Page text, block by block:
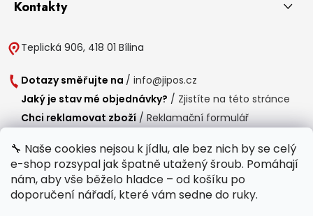
🔧 Naše cookies nejsou k jídlu, ale bez nich by se celý
e-shop rozsypal jak špatně utažený šroub. Pomáhají
nám, aby vše běželo hladce – od košíku po
doporučení nářadí, které vám sedne do ruky.
Kontakty
Teplická 906, 418 01 Bílina
Dotazy směřujte na / info@jipos.cz
Jaký je stav mé objednávky? / Zjistíte na této stránce
Chci reklamovat zboží / Reklamační formulář
Provozní doba
Po-Čt / 8:00 - 15:00